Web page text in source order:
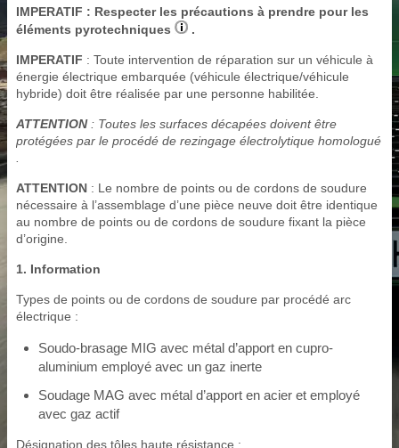
IMPERATIF : Respecter les précautions à prendre pour les
éléments pyrotechniques
.
IMPERATIF : Toute intervention de réparation sur un véhicule à
énergie électrique embarquée (véhicule électrique/véhicule
hybride) doit être réalisée par une personne habilitée.
ATTENTION: Toutes les surfaces décapées doivent être
protégées par le procédé de rezingage électrolytique homologué
ATTENTION : Le nombre de points ou de cordons de soudure
nécessaire à l’assemblage d’une pièce neuve doit être identique
au nombre de points ou de cordons de soudure fixant la pièce
d’origine.
1. Information
Types de points ou de cordons de soudure par procédé arc
électrique :
Soudo-brasage MIG avec métal d’apport en cupro-
aluminium employé avec un gaz inerte
Soudage MAG avec métal d’apport en acier et employé
avec gaz actif
Désignation des tôles haute résistance :